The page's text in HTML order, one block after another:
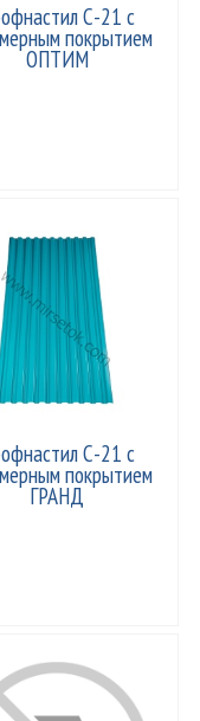
С-21 с
покрытием
ОПТИМ
С-21 с
покрытием
ГРАНД